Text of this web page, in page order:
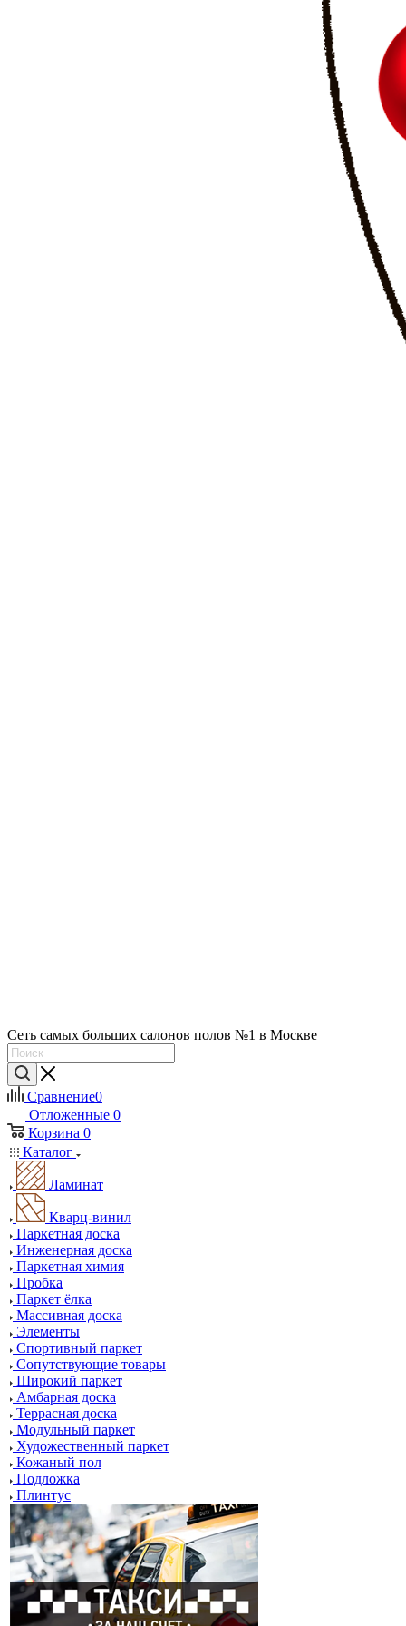
Сеть самых больших салонов полов №1 в Москве
Сравнение0
Отложенные 0
Корзина 0
Каталог
Ламинат
Кварц-винил
Паркетная доска
Инженерная доска
Паркетная химия
Пробка
Паркет ёлка
Массивная доска
Элементы
Спортивный паркет
Сопутствующие товары
Широкий паркет
Амбарная доска
Террасная доска
Модульный паркет
Художественный паркет
Кожаный пол
Подложка
Плинтус